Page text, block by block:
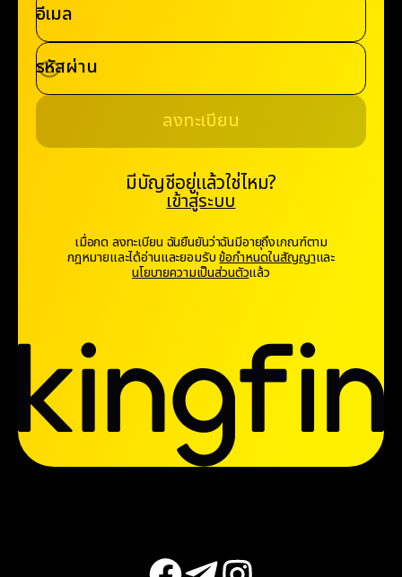
“ฉันจะขาดทุน $100 แล้วรู้สึกว่าต้องเอาคืนให้
ได้ทันที” Desai อธิบาย “แต่ความคิดแบบนั้น
กลับทำให้ทุกอย่างแย่ลง โดยเฉพาะเมื่อฉัน
มองความผันผวนประจำวันเป็นเรื่องของการ
‘ชนะ’ หรือ ‘แพ้’” จนกระทั่งเธอเริ่มสำรวจฐาน
ความรู้ของ Olymptrade ความคิดของเธอ
จึงเริ่มเปลี่ยนไป ผ่านการสัมมนาออนไลน์
วิดีโอสอน และบทเรียนเชิงโต้ตอบเกี่ยวกับ
จิตวิทยาการเทรดของแพลตฟอร์ม เธอเริ่ม
อ่านเพิ่มเติม
ว่าการจัดการความเสี่ยงและวินัยในการเทรด
อีเมล
รหัสผ่าน
ลงทะเบียน
มีบัญชีอยู่แล้วใช่ไหม?
เข้าสู่ระบบ
เมื่อกด ลงทะเบียน ฉันยืนยันว่าฉันมีอายุถึงเกณฑ์ตาม
กฎหมายและได้อ่านและยอมรับข้อกำหนดในสัญญาและ
นโยบายความเป็นส่วนตัวแล้ว